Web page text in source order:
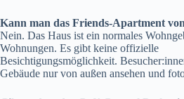
Kann man das Friends-Apartment
Nein. Das Haus ist ein normales
Wohnungen. Es gibt keine offizielle
Besichtigungsmöglichkeit.
Gebäude nur von außen ansehen und